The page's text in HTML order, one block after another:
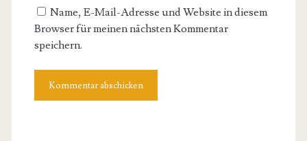
Name, E-Mail-Adresse und Website in diesem
Browser für meinen nächsten Kommentar
speichern.